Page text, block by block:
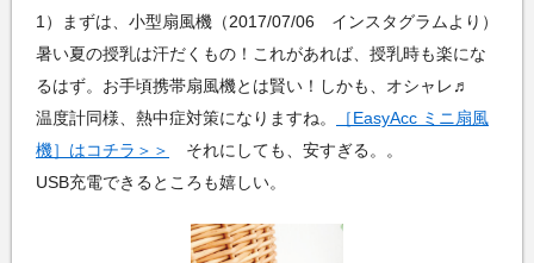
1）まずは、小型扇風機（2017/07/06 インスタグラムより）
暑い夏の授乳は汗だくもの！これがあれば、授乳時も楽にな
るはず。お手頃携帯扇風機とは賢い！しかも、オシャレ♬
温度計同様、熱中症対策になりますね。
［EasyAcc ミニ扇風
機］はコチラ＞＞
それにしても、安すぎる。。
USB充電できるところも嬉しい。